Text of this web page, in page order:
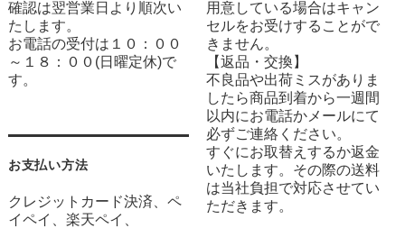
確認は翌営業日より順次い
たします。
お電話の受付は１０：００
～１８：００(日曜定休)で
す。
お支払い方法
クレジットカード決済、ペ
イペイ、楽天ペイ、
用意している場合はキャン
セルをお受けすることがで
きません。
【返品・交換】
不良品や出荷ミスがありま
したら商品到着から一週間
以内にお電話かメールにて
必ずご連絡ください。
すぐにお取替えするか返金
いたします。その際の送料
は当社負担で対応させてい
ただきます。